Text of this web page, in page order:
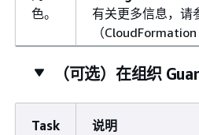
色。
有关更多信息，请
（CloudFormation
（可选）在组织
Task 说明